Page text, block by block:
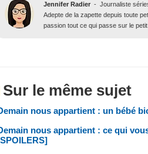
Jennifer Radier - Journaliste
Adepte de la zapette depuis toute
passion tout ce qui passe sur le
Sur le même sujet
nous appartient : un bébé
nous appartient : ce qui